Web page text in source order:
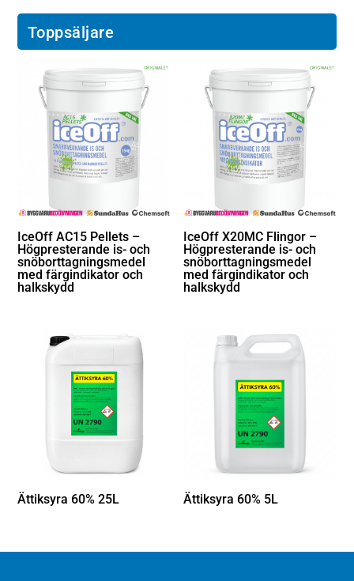
Toppsäljare
IceOff AC15 Pellets –
Högpresterande is- och
snöborttagningsmedel
med färgindikator och
halkskydd
IceOff X20MC Flingor –
Högpresterande is- och
snöborttagningsmedel
med färgindikator och
halkskydd
Ättiksyra 60% 25L Ättiksyra 60% 5L